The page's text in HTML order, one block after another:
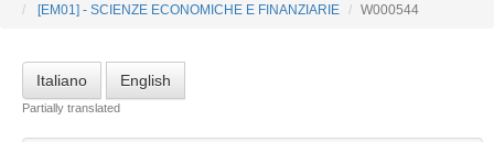
[EM01] - SCIENZE ECONOMICHE E FINANZIARIE
W000544
Italiano English
Partially translated